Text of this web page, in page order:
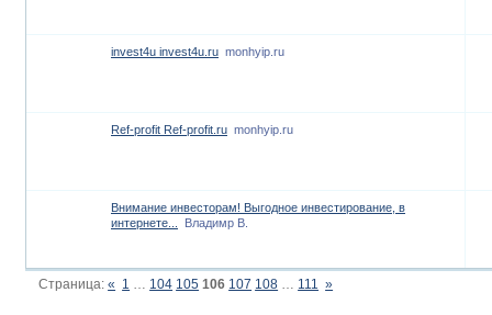
invest4u invest4u.ru monhyip.ru
Ref-profit Ref-profit.ru monhyip.ru
Внимание инвесторам! Выгодное инвестирование, в
интернете...
Владимр В.
Страница:« 1 104 105 106 107 108 111 »